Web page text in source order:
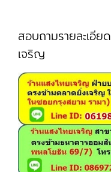
สอบถามรายละเอียด
เจริญ